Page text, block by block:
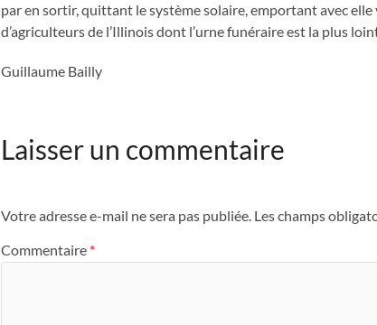
par en sortir, quittant le système solaire, emportant avec
d’agriculteurs de l’Illinois dont l’urne funéraire est la plus
Guillaume Bailly
Laisser un commentaire
Votre adresse e-mail ne sera pas publiée. Les champs
Commentaire *